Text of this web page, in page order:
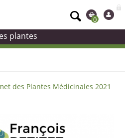
0
plantes
des Plantes Médicinales 2021